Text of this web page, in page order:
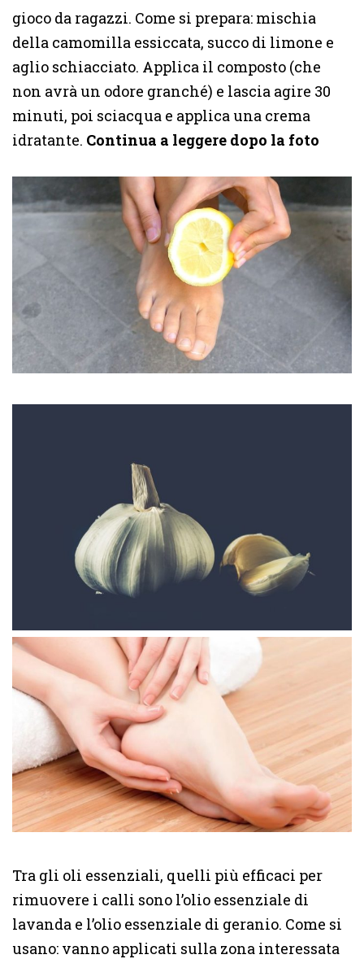
gioco da ragazzi. Come si prepara: mischia
della camomilla essiccata, succo di limone e
aglio schiacciato. Applica il composto (che
non avrà un odore granché) e lascia agire 30
minuti, poi sciacqua e applica una crema
idratante. Continua a leggere dopo la foto
Tra gli oli essenziali, quelli più efficaci per
rimuovere i calli sono l’olio essenziale di
lavanda e l’olio essenziale di geranio. Come si
usano: vanno applicati sulla zona interessata